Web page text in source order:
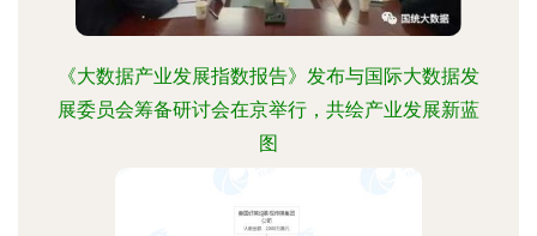
《大数据产业发展指数报告》发布与国际大数据发
展委员会筹备研讨会在京举行，共绘产业发展新蓝
图